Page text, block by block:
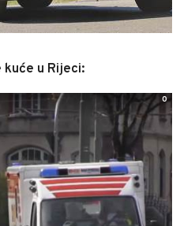
kuće u Rijeci:
0